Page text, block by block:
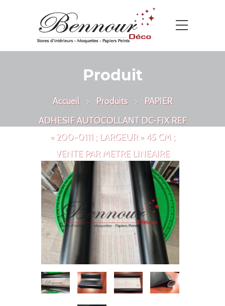
Produit
Accueil Produits
PAPIER
ADHESIF AUTOCOLLANT DC-FIX REF
= 200-0111 ; LARGEUR = 45 CM ;
VENTE PAR METRE LINEAIRE